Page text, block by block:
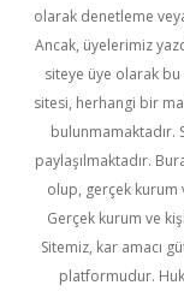
olarak denetleme
Ancak, üyelerimiz
siteye üye olarak
sitesi, herhangi bir
bulunmamaktadır.
paylaşılmaktadır.
olup, gerçek kurum
Gerçek kurum ve
Sitemiz, kar amacı
platformudur.